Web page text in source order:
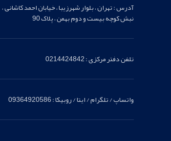
آدرس : تهران ، بلوار شهرزیبا ، خیابان احمد کاشانی ،
نبش کوچه بیست و دوم بهمن ، پلاک 90
تلفن دفتر مرکزی : 0214424842
واتساپ / تلگرام / ایتا / روبیکا : 09364920586